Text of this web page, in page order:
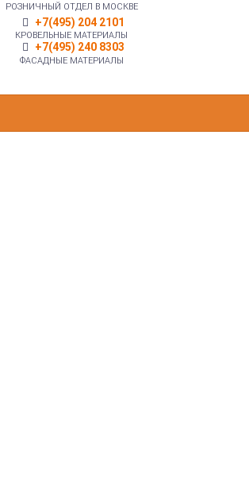
РОЗНИЧНЫЙ ОТДЕЛ В МОСКВЕ
+7(495) 204 2101
КРОВЕЛЬНЫЕ МАТЕРИАЛЫ
+7(495) 240 8303
ФАСАДНЫЕ МАТЕРИАЛЫ